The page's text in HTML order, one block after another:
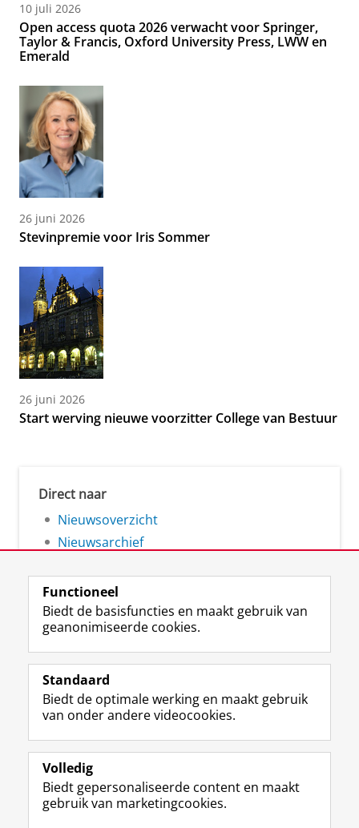
10 juli 2026
Open access quota 2026 verwacht voor Springer,
Taylor & Francis, Oxford University Press, LWW en
Emerald
26 juni 2026
Stevinpremie voor Iris Sommer
26 juni 2026
Start werving nieuwe voorzitter College van Bestuur
Direct naar
Nieuwsoverzicht
Nieuwsarchief
Volg de RUG
F
a
e
b
o
p
a
L
i
k
e
I
-
p
R
S
-
f
e
R
I
n
t
r
m
Y
o
T
e
k
Studiekiezers
Alumni
Over ons
Functioneel
Biedt de basisfuncties en maakt gebruik van
geanonimiseerde cookies.
Standaard
Biedt de optimale werking en maakt gebruik
van onder andere videocookies.
Volledig
Biedt gepersonaliseerde content en maakt
gebruik van marketingcookies.